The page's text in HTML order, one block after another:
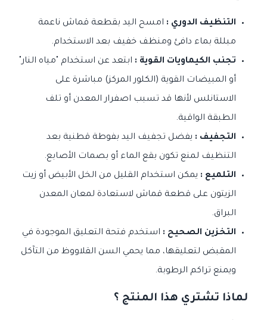
التنظيف الدوري : امسح اليد بقطعة قماش ناعمة
مبللة بماء دافئ ومنظف خفيف بعد الاستخدام.
تجنب الكيماويات القوية : ابتعد عن استخدام "مياه النار"
أو المبيضات القوية (الكلور المركز) مباشرة على
الاستانلس لأنها قد تسبب اصفرار المعدن أو تلف
الطبقة الواقية.
التجفيف : يفضل تجفيف اليد بفوطة قطنية بعد
التنظيف لمنع تكون بقع الماء أو بصمات الأصابع.
التلميع : يمكن استخدام القليل من الخل الأبيض أو زيت
الزيتون على قطعة قماش لاستعادة لمعان المعدن
البراق.
التخزين الصحيح : استخدم فتحة التعليق الموجودة في
المقبض لتعليقها، مما يحمي السن القلاووظ من التآكل
ويمنع تراكم الرطوبة.
لماذا تشتري هذا المنتج ؟